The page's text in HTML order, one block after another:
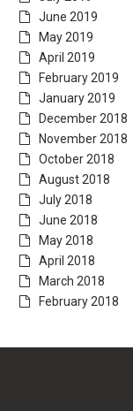
June 2019
May 2019
April 2019
February 2019
January 2019
December 2018
November 2018
October 2018
August 2018
July 2018
June 2018
May 2018
April 2018
March 2018
February 2018